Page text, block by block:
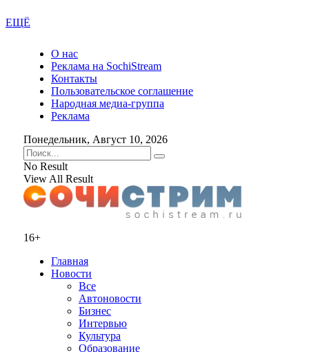
ЕЩЁ
О нас
Реклама на SochiStream
Контакты
Пользовательское соглашение
Народная медиа-группа
Реклама
Понедельник, Август 10, 2026
No Result
View All Result
16+
Главная
Новости
Все
Автоновости
Бизнес
Интервью
Культура
Образование